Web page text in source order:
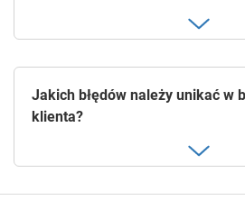
Jakich błędów należy unikać w
klienta?